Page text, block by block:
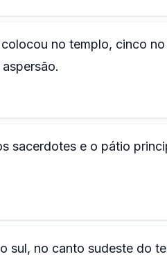
colocou no templo, cinco
sacerdotes e o pátio
sul, no canto sudeste do